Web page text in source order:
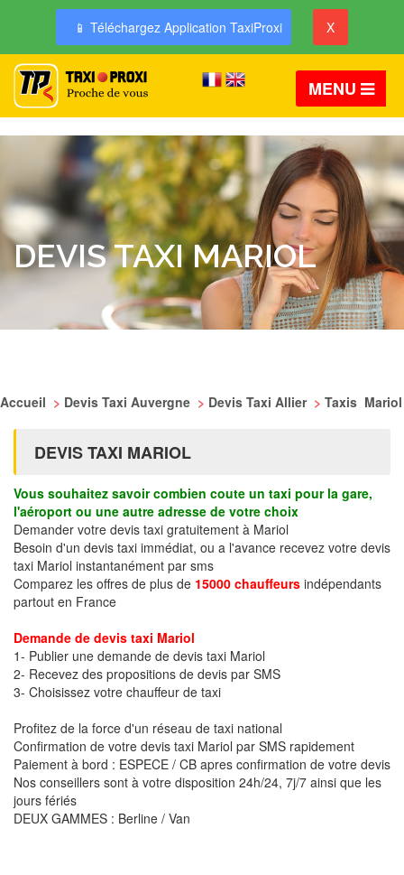
📱 Téléchargez Application TaxiProxi X
MENU
DEVIS TAXI MARIOL
Accueil > Devis Taxi Auvergne > Devis Taxi Allier > Taxis Mariol
DEVIS TAXI MARIOL
Vous souhaitez savoir combien coute un taxi pour la gare,
l'aéroport ou une autre adresse de votre choix
Demander votre devis taxi gratuitement à Mariol
Besoin d'un devis taxi immédiat, ou a l'avance recevez votre devis
taxi Mariol instantanément par sms
Comparez les offres de plus de 15000 chauffeurs indépendants
partout en France
Demande de devis taxi Mariol
1- Publier une demande de devis taxi Mariol
2- Recevez des propositions de devis par SMS
3- Choisissez votre chauffeur de taxi
Profitez de la force d'un réseau de taxi national
Confirmation de votre devis taxi Mariol par SMS rapidement
Paiement à bord : ESPECE / CB apres confirmation de votre devis
Nos conseillers sont à votre disposition 24h/24, 7j/7 ainsi que les
jours fériés
DEUX GAMMES : Berline / Van